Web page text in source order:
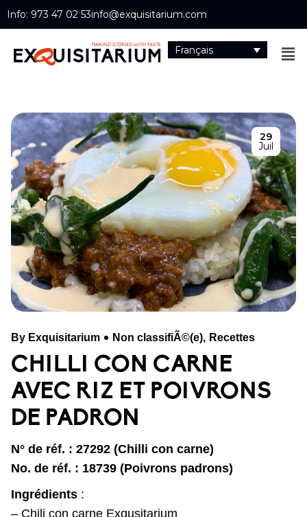
Info: 973 47 02 53info@exquisitarium.com
Français
29
Juil
By Exquisitarium Non classifiÃ©(e) Recettes
CHILLI CON CARNE
AVEC RIZ ET POIVRONS
DE PADRON
N° de réf. : 27292 (Chilli con carne)
No. de réf. : 18739 (Poivrons padrons)
Ingrédients :
– Chili con carne Exqusitarium